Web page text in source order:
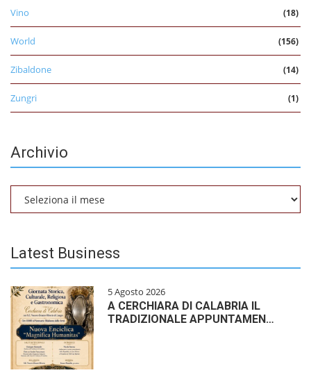
Vino (18)
World (156)
Zibaldone (14)
Zungri (1)
Archivio
Latest Business
5 Agosto 2026
A CERCHIARA DI CALABRIA IL
TRADIZIONALE APPUNTAMEN…